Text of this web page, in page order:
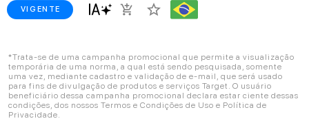
VIGENTE add_shopping_cart star_border
*Trata-se de uma campanha promocional que permite a visualização
temporária de uma norma, a qual está sendo pesquisada, somente
uma vez, mediante cadastro e validação de e-mail, que será usado
para fins de divulgação de produtos e serviços Target. O usuário
beneficiário dessa campanha promocional declara estar ciente dessas
condições, dos nossos Termos e Condições de Uso e Política de
Privacidade.